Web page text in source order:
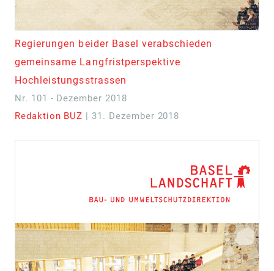
Regierungen beider Basel verabschieden
gemeinsame Langfristperspektive
Hochleistungsstrassen
Nr. 101 - Dezember 2018
Redaktion BUZ | 31. Dezember 2018